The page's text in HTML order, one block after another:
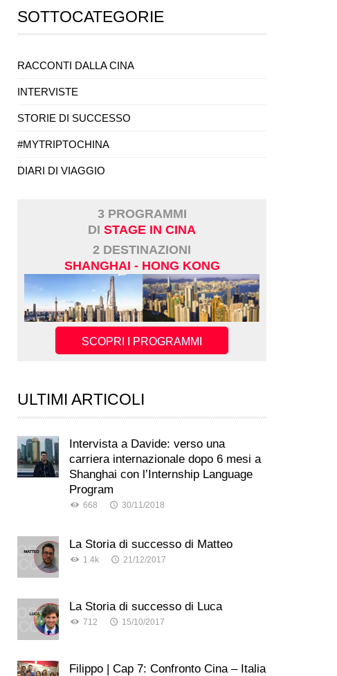
SOTTOCATEGORIE
RACCONTI DALLA CINA
INTERVISTE
STORIE DI SUCCESSO
#MYTRIPTOCHINA
DIARI DI VIAGGIO
3 PROGRAMMI
DI STAGE IN CINA
2 DESTINAZIONI
SHANGHAI - HONG KONG
SCOPRI I PROGRAMMI
ULTIMI ARTICOLI
Intervista a Davide: verso una
carriera internazionale dopo 6 mesi a
Shanghai con l’Internship Language
Program
668 30/11/2018
La Storia di successo di Matteo
1.4k 21/12/2017
La Storia di successo di Luca
712 15/10/2017
Filippo | Cap 7: Confronto Cina – Italia